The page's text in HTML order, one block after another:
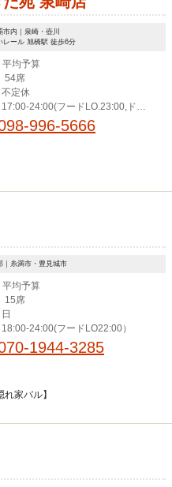
市内｜泉崎・壺川
レール 旭橋駅 徒歩6分
平均予算
54席
不定休
17:00-24:00(フードLO.23:00,ドリ
23:30),土日祝15:00-24:00(フード
996-5666
｜糸満市・豊見城市
平均予算
15席
日
18:00-24:00(フードLO22:00）
1944-3285
家バル】